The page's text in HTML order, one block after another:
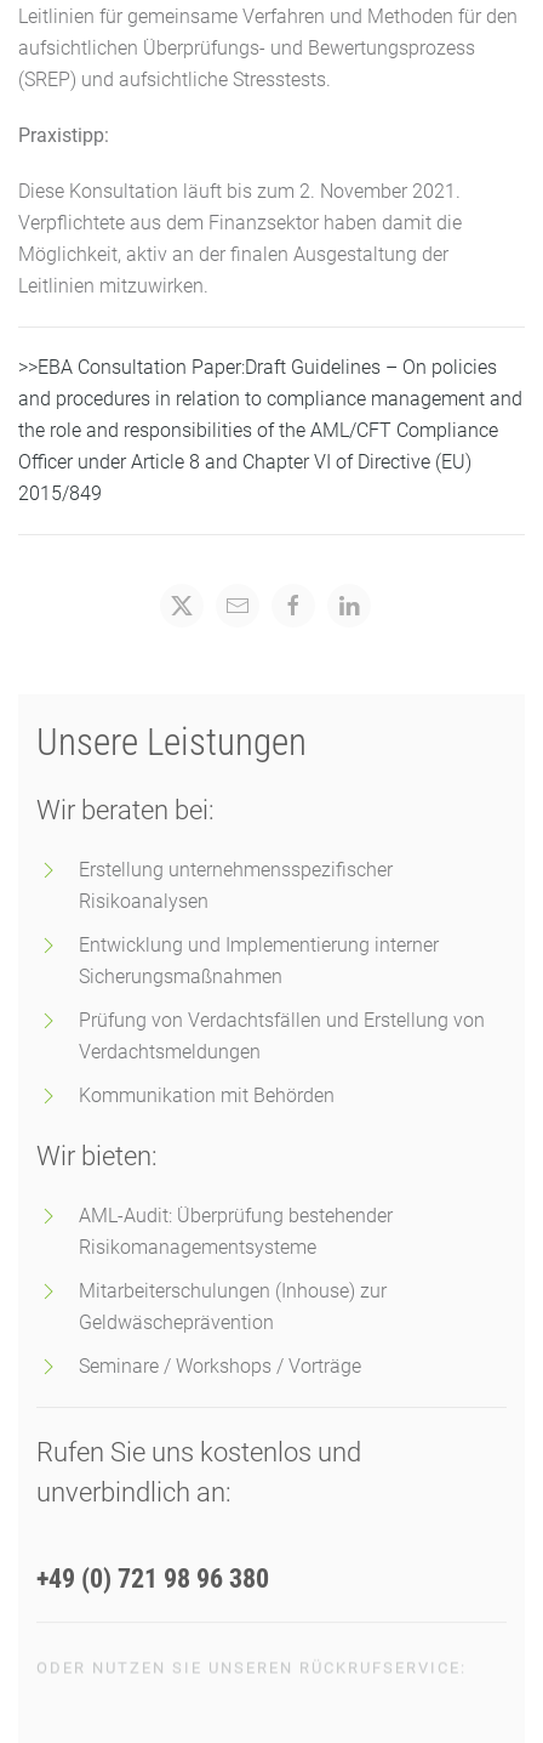
Leitlinien für gemeinsame Verfahren und Methoden für den
aufsichtlichen Überprüfungs- und Bewertungsprozess
(SREP) und aufsichtliche Stresstests.
Praxistipp:
Diese Konsultation läuft bis zum 2. November 2021.
Verpflichtete aus dem Finanzsektor haben damit die
Möglichkeit, aktiv an der finalen Ausgestaltung der
Leitlinien mitzuwirken.
>>EBA Consultation Paper:Draft Guidelines – On policies
and procedures in relation to compliance management and
the role and responsibilities of the AML/CFT Compliance
Officer under Article 8 and Chapter VI of Directive (EU)
2015/849
Unsere Leistungen
Wir beraten bei:
Erstellung unternehmensspezifischer
Risikoanalysen
Entwicklung und Implementierung interner
Sicherungsmaßnahmen
Prüfung von Verdachtsfällen und Erstellung von
Verdachtsmeldungen
Kommunikation mit Behörden
Wir bieten:
AML-Audit: Überprüfung bestehender
Risikomanagementsysteme
Mitarbeiterschulungen (Inhouse) zur
Geldwäscheprävention
Seminare / Workshops / Vorträge
Rufen Sie uns kostenlos und
unverbindlich an:
+49 (0) 721 98 96 380
ODER NUTZEN SIE UNSEREN RÜCKRUFSERVICE: